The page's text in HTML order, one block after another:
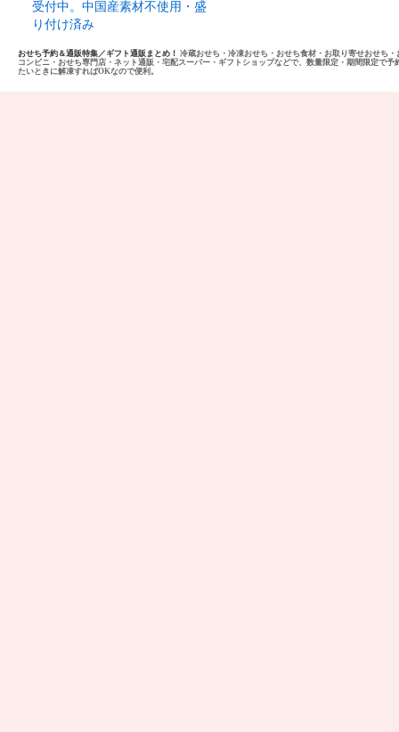
受付中。中国産素材不使用・盛
り付け済み
おせち予約＆通販特集／ギフト通販まとめ！ 冷蔵おせち・冷凍おせち・おせち食材・お取り寄せおせち
コンビニ・おせち専門店・ネット通販・宅配スーパー・ギフトショップなどで、数量限定・期間限定で
たいときに解凍すればOKなので便利。